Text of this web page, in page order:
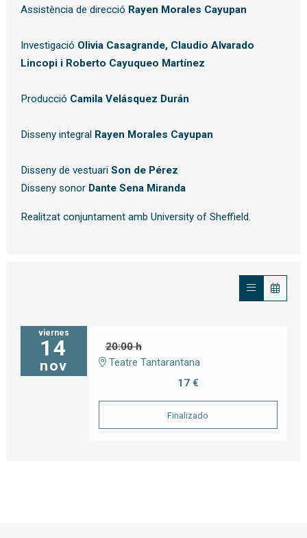
Assistència de direcció Rayen Morales Cayupan
Investigació Olivia Casagrande, Claudio Alvarado
Lincopi i Roberto Cayuqueo Martínez
Producció Camila Velásquez Durán
Disseny integral Rayen Morales Cayupan
Disseny de vestuari Son de Pérez
Disseny sonor Dante Sena Miranda
Realitzat conjuntament amb University of Sheffield.
viernes
14
nov
20:00 h
Teatre Tantarantana
17 €
Finalizado